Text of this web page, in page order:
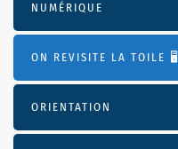
NUMÉRIQUE
ON REVISITE LA TOILE 🖥️
ORIENTATION